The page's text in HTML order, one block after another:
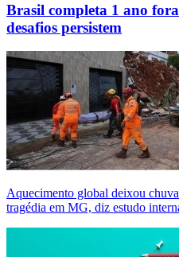
Brasil completa 1 ano
desafios persistem
Aquecimento global deixou
tragédia em MG, diz estudo